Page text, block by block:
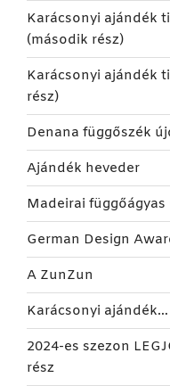
Karácsonyi ajándék
(második rész)
Karácsonyi ajándék
rész)
Denana függőszék
Ajándék heveder
Madeirai függőágyas
German Design
A ZunZun
Karácsonyi
2024-es szezon
rész